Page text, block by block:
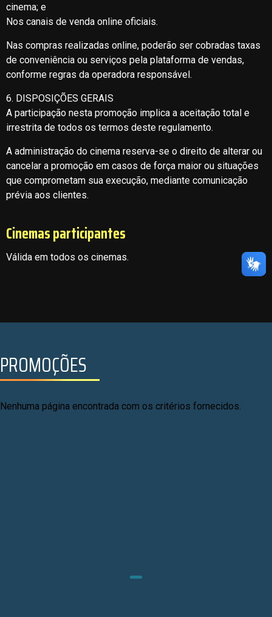
cinema; e
Nos canais de venda online oficiais.
Nas compras realizadas online, poderão ser cobradas taxas
de conveniência ou serviços pela plataforma de vendas,
conforme regras da operadora responsável.
6. DISPOSIÇÕES GERAIS
A participação nesta promoção implica a aceitação total e
irrestrita de todos os termos deste regulamento.
A administração do cinema reserva-se o direito de alterar ou
cancelar a promoção em casos de força maior ou situações
que comprometam sua execução, mediante comunicação
prévia aos clientes.
Cinemas participantes
Válida em todos os cinemas.
PROMOÇÕES
Nenhuma página encontrada com os critérios fornecidos.